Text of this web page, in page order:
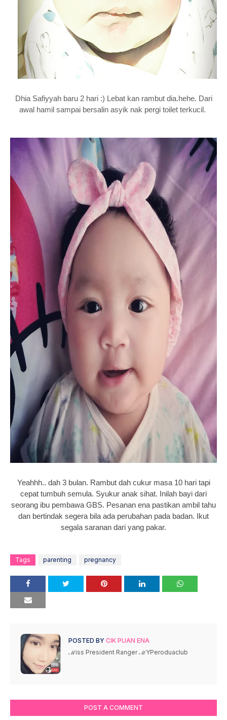
Dhia Safiyyah baru 2 hari :) Lebat kan rambut dia.hehe. Dari
awal hamil sampai bersalin asyik nak pergi toilet terkucil.
Yeahhh.. dah 3 bulan. Rambut dah cukur masa 10 hari tapi
cepat tumbuh semula. Syukur anak sihat. Inilah bayi dari
seorang ibu pembawa GBS. Pesanan ena pastikan ambil tahu
dan bertindak segera bila ada perubahan pada badan. Ikut
segala saranan dari yang pakar.
Tags parenting pregnancy
POSTED BY CIK PUAN ENA
ℳiss President Ranger ℳYPeroduaclub
POST A COMMENT